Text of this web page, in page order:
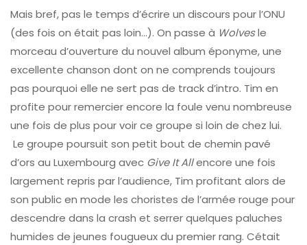
Mais bref, pas le temps d’écrire un discours pour l’ONU
(des fois on était pas loin…). On passe à Wolvesle
morceau d’ouverture du nouvel album éponyme, une
excellente chanson dont on ne comprends toujours
pas pourquoi elle ne sert pas de track d’intro. Tim en
profite pour remercier encore la foule venu nombreuse
une fois de plus pour voir ce groupe si loin de chez lui.
Le groupe poursuit son petit bout de chemin pavé
d’ors au Luxembourg avec Give It Allencore une fois
largement repris par l’audience, Tim profitant alors de
son public en mode les choristes de l’armée rouge pour
descendre dans la crash et serrer quelques paluches
humides de jeunes fougueux du premier rang. Cétait